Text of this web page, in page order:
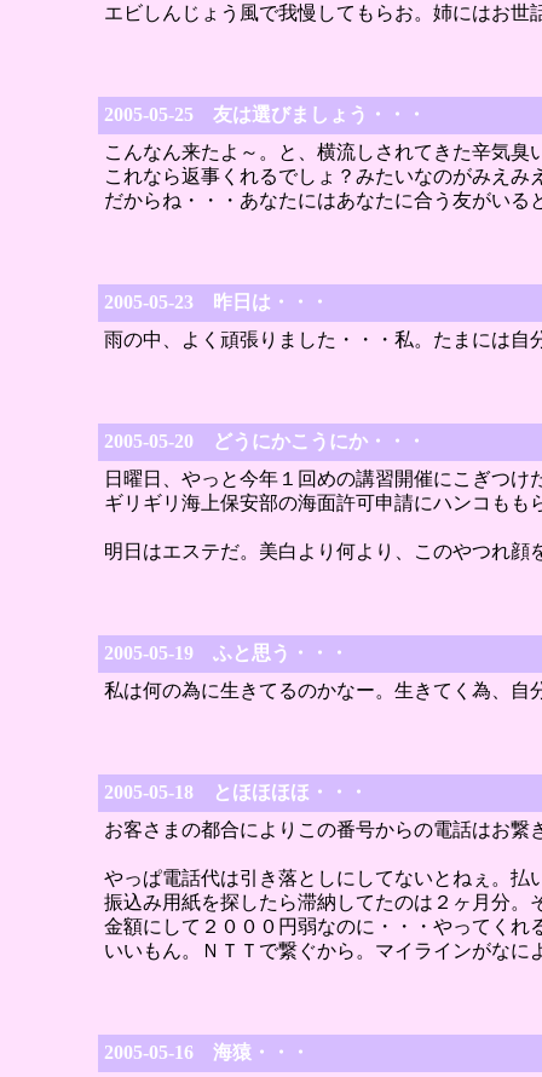
エビしんじょう風で我慢してもらお。姉にはお
2005-05-25 友は選びましょう・・・
こんなん来たよ～。と、横流しされてきた辛気
これなら返事くれるでしょ？みたいなのがみえみ
だからね・・・あなたにはあなたに合う友がいる
2005-05-23 昨日は・・・
雨の中、よく頑張りました・・・私。たまには自
2005-05-20 どうにかこうにか・・・
日曜日、やっと今年１回めの講習開催にこぎつ
ギリギリ海上保安部の海面許可申請にハンコもも
明日はエステだ。美白より何より、このやつれ顔
2005-05-19 ふと思う・・・
私は何の為に生きてるのかなー。生きてく為、
2005-05-18 とほほほほ・・・
お客さまの都合によりこの番号からの電話はお繋
やっぱ電話代は引き落としにしてないとねぇ。払
振込み用紙を探したら滞納してたのは２ヶ月分。
金額にして２０００円弱なのに・・・やってくれ
いいもん。ＮＴＴで繋ぐから。マイラインがなに
2005-05-16 海猿・・・